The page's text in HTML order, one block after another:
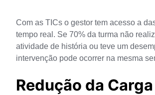
Com as TICs o gestor tem acesso a
tempo real. Se 70% da turma não
atividade de história ou teve um
intervenção pode ocorrer na mesma
Redução da Carga